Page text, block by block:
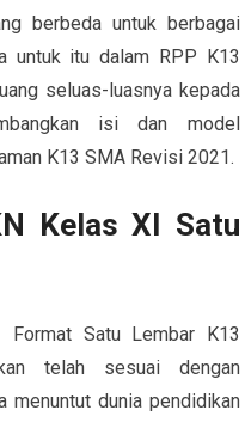
berbeda untuk berbagai
untuk itu dalam RPP K13
seluas-luasnya kepada
isi dan model
K13 SMA Revisi 2021.
Kelas XI Satu
Satu Lembar K13
telah sesuai dengan
menuntut dunia pendidikan